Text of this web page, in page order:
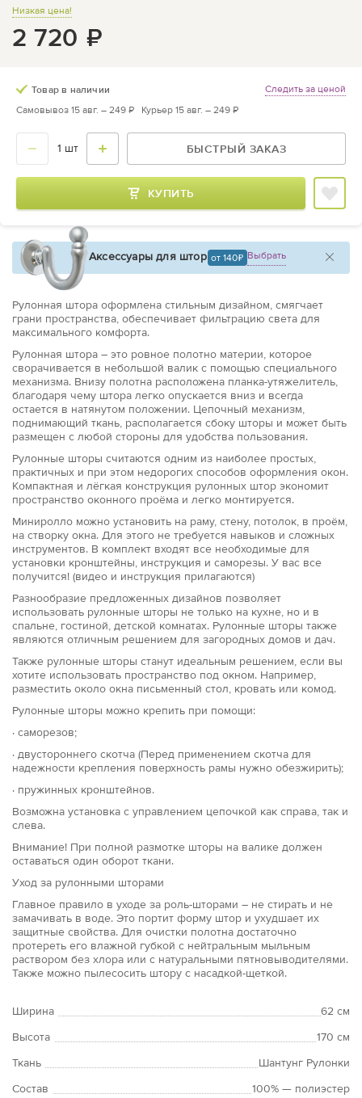
Низкая цена!
2 720 ₽
Товар в наличии
Следить за ценой
Самовывоз 15 авг. – 249 ₽ Курьер 15 авг. – 249 ₽
БЫСТРЫЙ ЗАКАЗ
КУПИТЬ
Аксессуары для штор от 140 Выбрать
Рулонная штора оформлена стильным дизайном, смягчает
грани пространства, обеспечивает фильтрацию света для
максимального комфорта.
Рулонная штора – это ровное полотно материи, которое
сворачивается в небольшой валик с помощью специального
механизма. Внизу полотна расположена планка-утяжелитель,
благодаря чему штора легко опускается вниз и всегда
остается в натянутом положении. Цепочный механизм,
поднимающий ткань, располагается сбоку шторы и может быть
размещен с любой стороны для удобства пользования.
Рулонные шторы считаются одним из наиболее простых,
практичных и при этом недорогих способов оформления окон.
Компактная и лёгкая конструкция рулонных штор экономит
пространство оконного проёма и легко монтируется.
Миниролло можно установить на раму, стену, потолок, в проём,
на створку окна. Для этого не требуется навыков и сложных
инструментов. В комплект входят все необходимые для
установки кронштейны, инструкция и саморезы. У вас все
получится! (видео и инструкция прилагаются)
Разнообразие предложенных дизайнов позволяет
использовать рулонные шторы не только на кухне, но и в
спальне, гостиной, детской комнатах. Рулонные шторы также
являются отличным решением для загородных домов и дач.
Также рулонные шторы станут идеальным решением, если вы
хотите использовать пространство под окном. Например,
разместить около окна письменный стол, кровать или комод.
Рулонные шторы можно крепить при помощи:
· саморезов;
· двустороннего скотча (Перед применением скотча для
надежности крепления поверхность рамы нужно обезжирить);
· пружинных кронштейнов.
Возможна установка с управлением цепочкой как справа, так и
слева.
Внимание! При полной размотке шторы на валике должен
оставаться один оборот ткани.
Уход за рулонными шторами
Главное правило в уходе за роль-шторами – не стирать и не
замачивать в воде. Это портит форму штор и ухудшает их
защитные свойства. Для очистки полотна достаточно
протереть его влажной губкой с нейтральным мыльным
раствором без хлора или с натуральными пятновыводителями.
Также можно пылесосить штору с насадкой-щеткой.
Ширина
62 см
Высота
170 см
Ткань
Шантунг Рулонки
Состав
100% — полиэстер